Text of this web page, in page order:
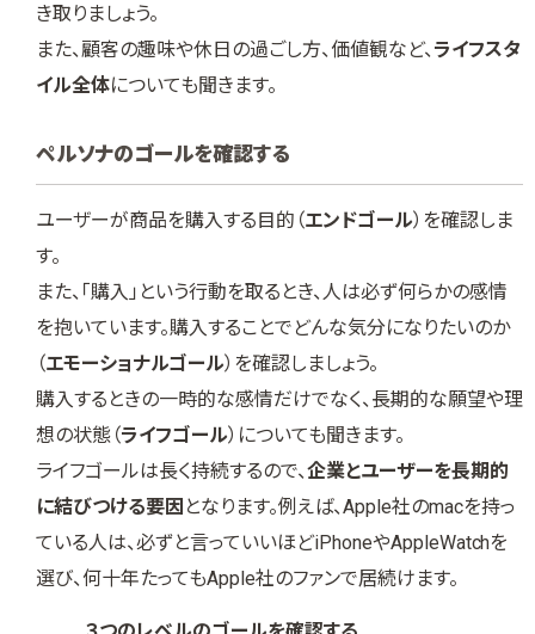
き取りましょう。
また、顧客の趣味や休日の過ごし方、価値観など、ライフスタ
イル全体についても聞きます。
ペルソナのゴールを確認する
ユーザーが商品を購入する目的（エンドゴール）を確認しま
す。
また、「購入」という行動を取るとき、人は必ず何らかの感情
を抱いています。購入することでどんな気分になりたいのか
（エモーショナルゴール）を確認しましょう。
購入するときの一時的な感情だけでなく、長期的な願望や理
想の状態（ライフゴール）についても聞きます。
ライフゴールは長く持続するので、企業とユーザーを長期的
に結びつける要因 となります。例えば、Apple社のmacを持っ
ている人は、必ずと言っていいほどiPhoneやAppleWatchを
選び、何十年たってもApple社のファンで居続けます。